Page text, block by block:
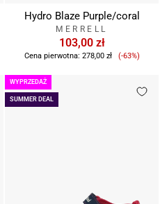
Hydro Blaze Purple/coral
MERRELL
103,00 zł
Cena pierwotna: 278,00 zł
Cena
(-63%)
SUMMER DEAL
WYPRZEDAŻ